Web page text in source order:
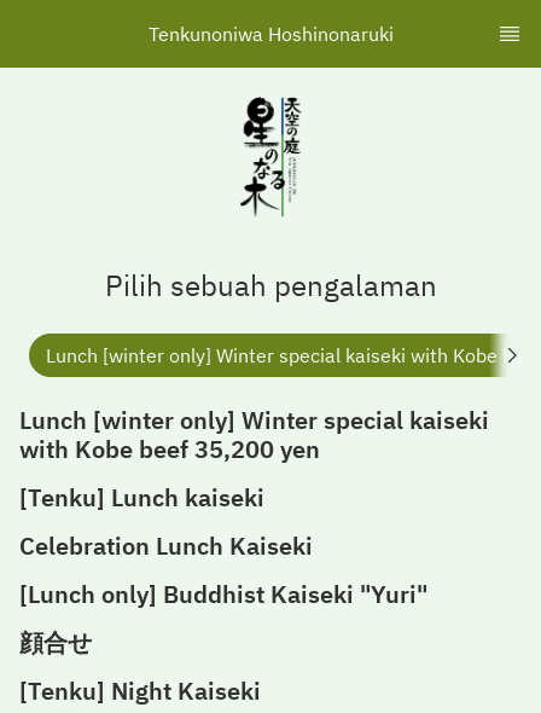
Tenkunoniwa Hoshinonaruki
Pilih sebuah pengalaman
Lunch [winter only] Winter special kaiseki with Kobe
Lunch [winter only] Winter special kaiseki
with Kobe beef 35,200 yen
[Tenku] Lunch kaiseki
Celebration Lunch Kaiseki
[Lunch only] Buddhist Kaiseki "Yuri"
顔合せ
[Tenku] Night Kaiseki